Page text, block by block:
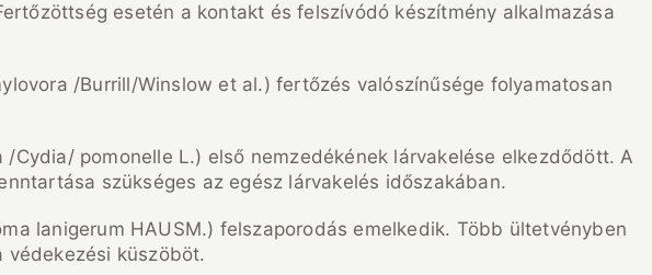
esetén a kontakt és felszívódó készítmény alkalmazása
/Burrill/Winslow et al.) fertőzés valószínűsége folyamatosan
/Cydia/ pomonelle L.) első nemzedékének lárvakelése elkezdődött. A
szükséges az egész lárvakelés időszakában.
lanigerum HAUSM.) felszaporodás emelkedik. Több ültetvényben
védekezési küszöböt.